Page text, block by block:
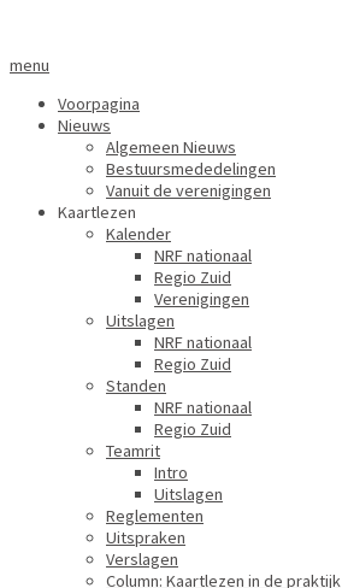
menu
Voorpagina
Nieuws
Algemeen Nieuws
Bestuursmededelingen
Vanuit de verenigingen
Kaartlezen
Kalender
NRF nationaal
Regio Zuid
Verenigingen
Uitslagen
NRF nationaal
Regio Zuid
Standen
NRF nationaal
Regio Zuid
Teamrit
Intro
Uitslagen
Reglementen
Uitspraken
Verslagen
Column: Kaartlezen in de praktijk